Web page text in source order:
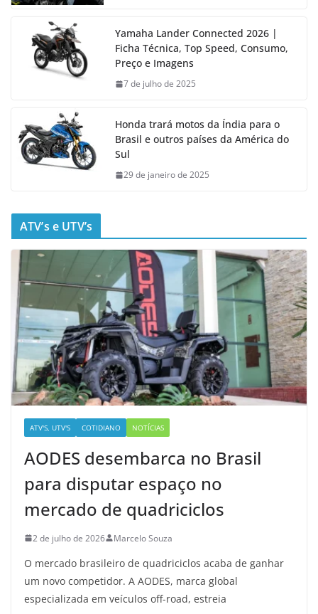
Yamaha Lander Connected 2026 |
Ficha Técnica, Top Speed, Consumo,
Preço e Imagens
7 de julho de 2025
Honda trará motos da Índia para o
Brasil e outros países da América do
Sul
29 de janeiro de 2025
ATV’s e UTV’s
ATV'S, UTV'S COTIDIANO NOTÍCIAS
AODES desembarca no Brasil
para disputar espaço no
mercado de quadriciclos
2 de julho de 2026 Marcelo Souza
O mercado brasileiro de quadriciclos acaba de ganhar
um novo competidor. A AODES, marca global
especializada em veículos off-road, estreia